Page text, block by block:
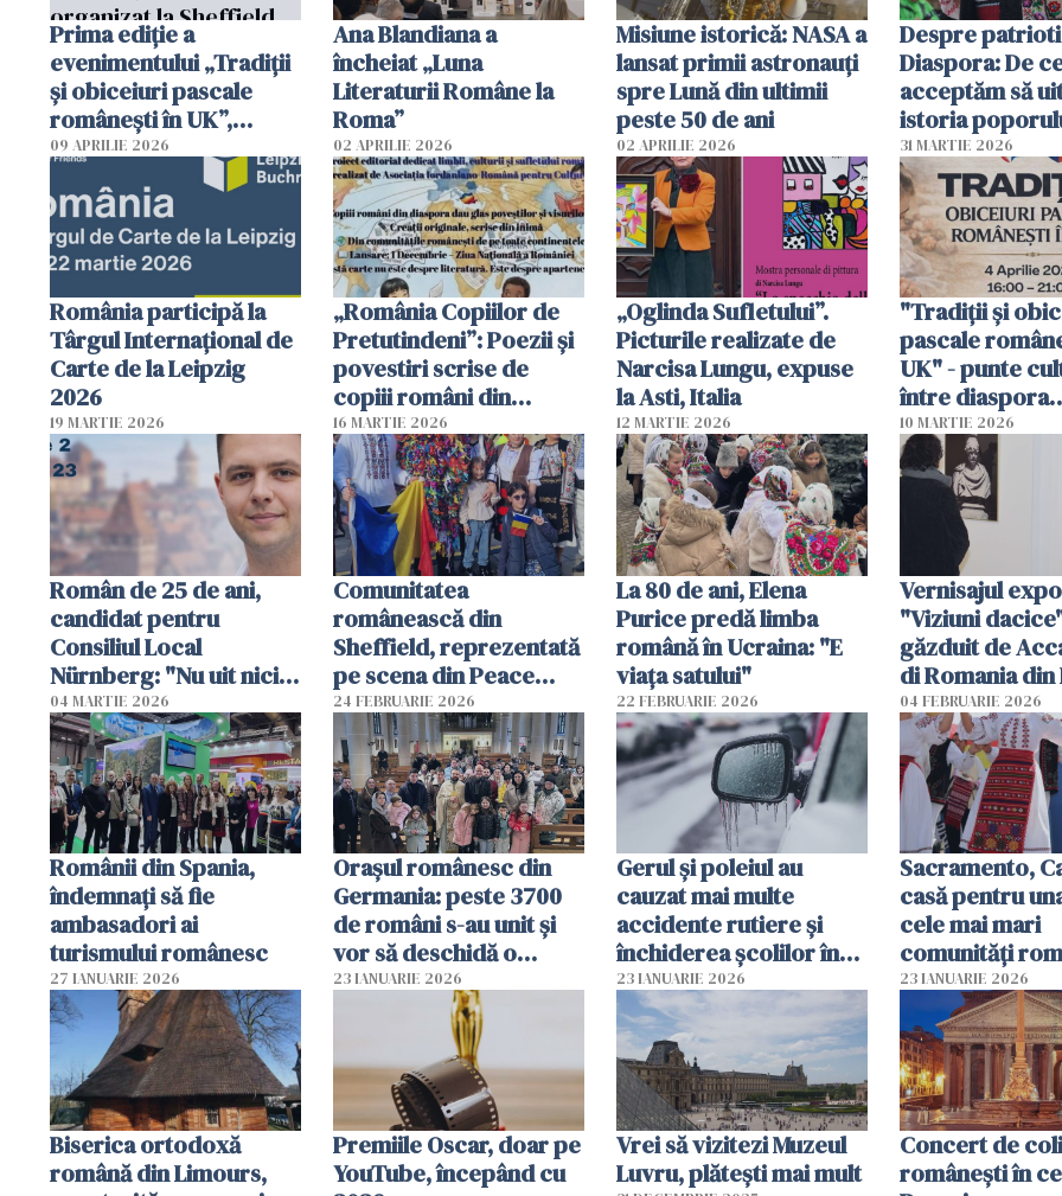
Prima ediție a
evenimentului „Tradiții
și obiceiuri pascale
românești în UK”,
organizat la Sheffield
09 APRILIE 2026
Ana Blandiana a
încheiat „Luna
Literaturii Române la
Roma”
02 APRILIE 2026
Misiune istorică: NASA a
lansat primii astronauţi
spre Lună din ultimii
peste 50 de ani
02 APRILIE 2026
Despre
Diaspora: De
acceptăm să
istoria
nostru?
31 MARTIE 2026
România participă la
Târgul Internațional de
Carte de la Leipzig
2026
19 MARTIE 2026
„România Copiilor de
Pretutindeni”: Poezii și
povestiri scrise de
copiii români din
diaspora, adunate într-
un volum unic
16 MARTIE 2026
„Oglinda Sufletului”.
Picturile realizate de
Narcisa Lungu, expuse
la Asti, Italia
12 MARTIE 2026
"Tradiții și
pascale
UK" - punte
între diaspora
românească și
Beiușului
10 MARTIE 2026
Român de 25 de ani,
candidat pentru
Consiliul Local
Nürnberg: "Nu uit nicio
clipă rădăcinile și limba
română"
04 MARTIE 2026
Comunitatea
românească din
Sheffield, reprezentată
pe scena din Peace
Gardens cu ocazia
celebrării Anului Nou
Chinezesc
24 FEBRUARIE 2026
La 80 de ani, Elena
Purice predă limba
română în Ucraina: "E
viața satului"
22 FEBRUARIE 2026
Vernisajul
"Viziuni
găzduit de
di Romania din
04 FEBRUARIE 2026
Românii din Spania,
îndemnați să fie
ambasadori ai
turismului românesc
27 IANUARIE 2026
Orașul românesc din
Germania: peste 3700
de români s-au unit și
vor să deschidă o
grădiniță
23 IANUARIE 2026
Gerul şi poleiul au
cauzat mai multe
accidente rutiere şi
închiderea şcolilor în
Germania
23 IANUARIE 2026
Sacramento,
casă pentru
cele mai mari
comunități
din SUA
23 IANUARIE 2026
Biserica ortodoxă
română din Limours,
Premiile Oscar, doar pe
YouTube, începând cu
Vrei să vizitezi Muzeul
Luvru, plătești mai mult
Concert de
româneşti în